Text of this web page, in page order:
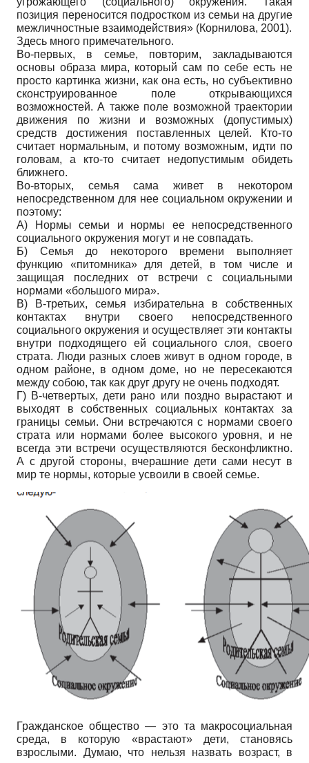
позиция переносится подростком из семьи на другие
межличностные взаимодействия» (Корнилова, 2001).
Здесь много примечательного.
Во-первых, в семье, повторим, закладываются
основы образа мира, который сам по себе есть не
просто картинка жизни, как она есть, но субъективно
сконструированное поле открывающихся
возможностей. А также поле возможной траектории
движения по жизни и возможных (допустимых)
средств достижения поставленных целей. Кто-то
считает нормальным, и потому возможным, идти по
головам, а кто-то считает недопустимым обидеть
ближнего.
Во-вторых, семья сама живет в некотором
непосредственном для нее социальном окружении и
поэтому:
А) Нормы семьи и нормы ее непосредственного
социального окружения могут и не совпадать.
Б) Семья до некоторого времени выполняет
функцию «питомника» для детей, в том числе и
защищая последних от встречи с социальными
нормами «большого мира».
В) В-третьих, семья избирательна в собственных
контактах внутри своего непосредственного
социального окружения и осуществляет эти контакты
внутри подходящего ей социального слоя, своего
страта. Люди разных слоев живут в одном городе, в
одном районе, в одном доме, но не пересекаются
между собою, так как друг другу не очень подходят.
Г) В-четвертых, дети рано или поздно вырастают и
выходят в собственных социальных контактах за
границы семьи. Они встречаются с нормами своего
страта или нормами более высокого уровня, и не
всегда эти встречи осуществляются бесконфликтно.
А с другой стороны, вчерашние дети сами несут в
мир те нормы, которые усвоили в своей семье.
Гражданское общество — это та макросоциальная
среда, в которую «врастают» дети, становясь
взрослыми. Думаю, что нельзя назвать возраст, в